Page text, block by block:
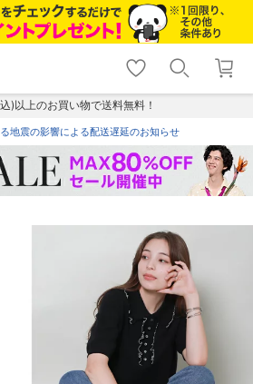
shopping_cart lock_outline
ログイン
)以上のお買い物で送料無料！
地震の影響による配送遅延のお知らせ